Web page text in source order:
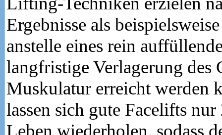
Ergebnisse als
anstelle eines rein
langfristige Verlagerung des
Muskulatur erreicht werden
lassen sich gute Facelifts
Leben wiederholen, sodass